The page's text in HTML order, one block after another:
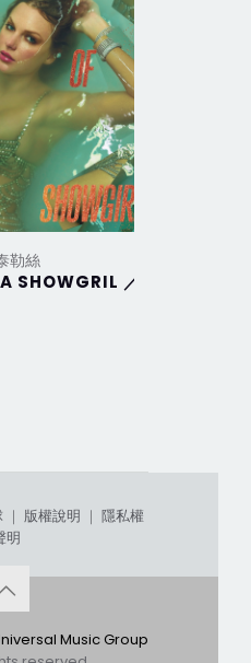
勒絲
SHOWGRIL ／
｜ 版權說明 ｜ 隱私權
明
Music Group